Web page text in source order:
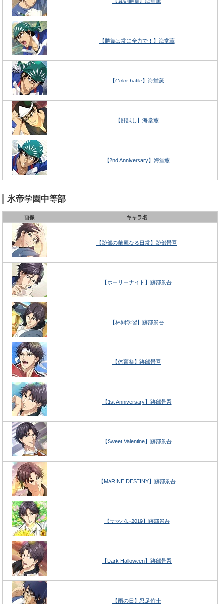
【勝負は常に全力で！】海堂薫
【Color battle】海堂薫
【肝試し】海堂薫
【2nd Anniversary】海堂薫
氷帝学園中等部
画像 キャラ名
【跡部の華麗なる日常】跡部景吾
【ホーリーナイト】跡部景吾
【林間学習】跡部景吾
【体育祭】跡部景吾
【1st Anniversary】跡部景吾
【Sweet Valentine】跡部景吾
【MARINE DESTINY】跡部景吾
【サマバレ2019】跡部景吾
【Dark Halloween】跡部景吾
【雨の日】忍足侑士